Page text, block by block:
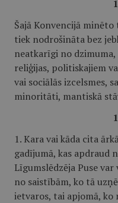
Šajā Konvencijā
tiek nodrošināta bez
neatkarīgi no dzimuma,
reliģijas, politiskajiem
vai sociālās izcelsmes,
minoritāti, mantiskā
1. Kara vai kāda cita
gadījumā, kas apdraud
Līgumslēdzēja Puse
no saistībām, ko tā
ietvaros, tai apjomā, ko